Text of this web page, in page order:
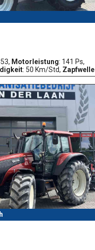
Motorleistung: 141 Ps,
: 50 Km/Std, Zapfwelle